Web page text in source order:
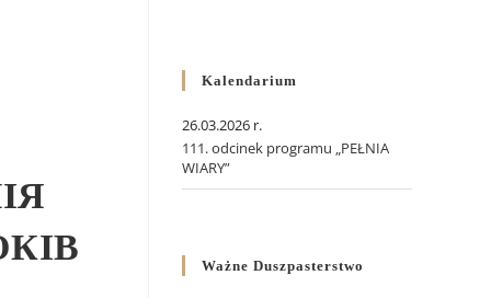
Kalendarium
26.03.2026 r.
111. odcinek programu „PEŁNIA
WIARY”
Ważne Duszpasterstwo